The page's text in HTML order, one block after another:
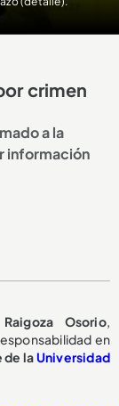
crimen
a la
información
Osorio,
en
de laUniversidad